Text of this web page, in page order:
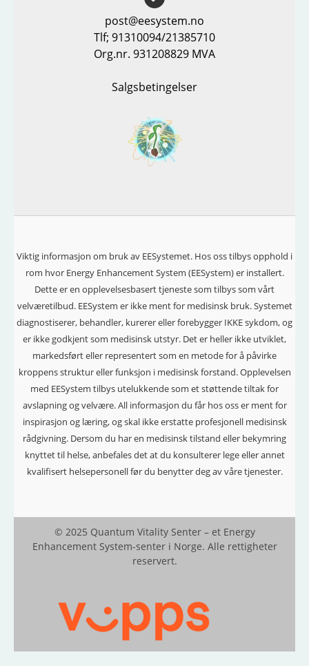
post@eesystem.no
Tlf; 91310094/21385710
Org.nr. 931208829 MVA
Salgsbetingelser
Viktig informasjon om bruk av EESystemet. Hos oss tilbys opphold i
rom hvor Energy Enhancement System (EESystem) er installert.
Dette er en opplevelsesbasert tjeneste som tilbys som vårt
velværetilbud. EESystem er ikke ment for medisinsk bruk. Systemet
diagnostiserer, behandler, kurerer eller forebygger IKKE sykdom, og
er ikke godkjent som medisinsk utstyr. Det er heller ikke utviklet,
markedsført eller representert som en metode for å påvirke
kroppens struktur eller funksjon i medisinsk forstand. Opplevelsen
med EESystem tilbys utelukkende som et støttende tiltak for
avslapning og velvære. All informasjon du får hos oss er ment for
inspirasjon og læring, og skal ikke erstatte profesjonell medisinsk
rådgivning. Dersom du har en medisinsk tilstand eller bekymring
knyttet til helse, anbefales det at du konsulterer lege eller annet
kvalifisert helsepersonell før du benytter deg av våre tjenester.
© 2025 Quantum Vitality Senter – et Energy
Enhancement System-senter i Norge. Alle rettigheter
reservert.